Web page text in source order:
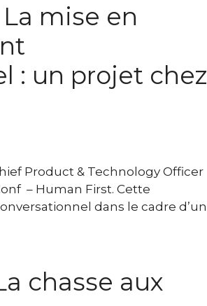
mise en
: un projet chez
Product & Technology Officer
– Human First. Cette
dans le cadre d’un
chasse aux